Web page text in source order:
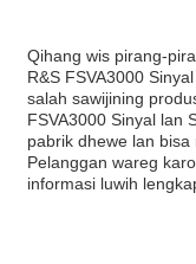
Qihang wis pirang-
R&S FSVA3000
salah sawijining
FSVA3000 Sinyal lan
pabrik dhewe lan bisa
Pelanggan wareg
informasi luwih